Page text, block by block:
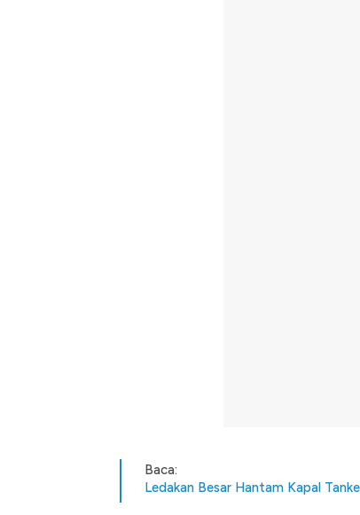
Baca:
Ledakan Besar Hantam Kapal